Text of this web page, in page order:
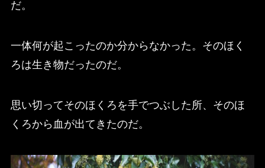
だ。
一体何が起こったのか分からなかった。そのほく
ろは生き物だったのだ。
思い切ってそのほくろを手でつぶした所、そのほ
くろから血が出てきたのだ。